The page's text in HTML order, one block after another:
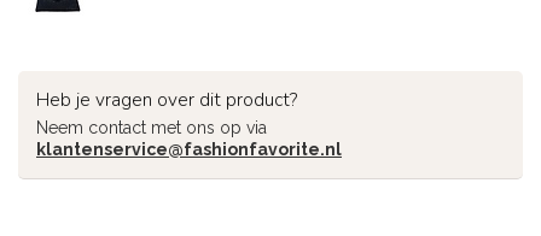
Heb je vragen over dit product?
Neem contact met ons op via
klantenservice@fashionfavorite.nl